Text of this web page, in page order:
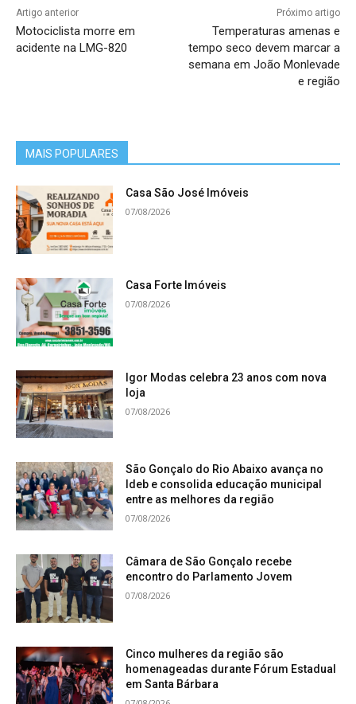
Artigo anterior
Motociclista morre em
acidente na LMG-820
Próximo artigo
Temperaturas amenas e
tempo seco devem marcar a
semana em João Monlevade
e região
MAIS POPULARES
Casa São José Imóveis
07/08/2026
Casa Forte Imóveis
07/08/2026
Igor Modas celebra 23 anos com nova
loja
07/08/2026
São Gonçalo do Rio Abaixo avança no
Ideb e consolida educação municipal
entre as melhores da região
07/08/2026
Câmara de São Gonçalo recebe
encontro do Parlamento Jovem
07/08/2026
Cinco mulheres da região são
homenageadas durante Fórum Estadual
em Santa Bárbara